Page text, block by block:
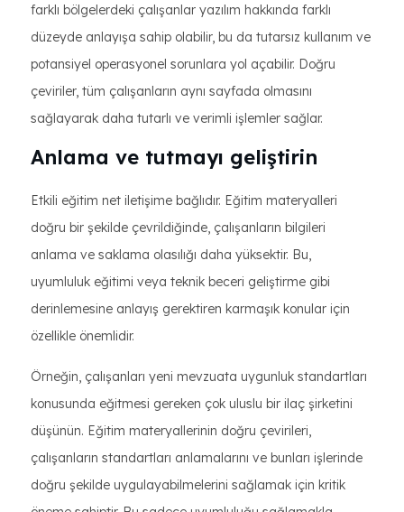
farklı bölgelerdeki çalışanlar yazılım hakkında farklı
düzeyde anlayışa sahip olabilir, bu da tutarsız kullanım ve
potansiyel operasyonel sorunlara yol açabilir. Doğru
çeviriler, tüm çalışanların aynı sayfada olmasını
sağlayarak daha tutarlı ve verimli işlemler sağlar.
Anlama ve tutmayı geliştirin
Etkili eğitim net iletişime bağlıdır. Eğitim materyalleri
doğru bir şekilde çevrildiğinde, çalışanların bilgileri
anlama ve saklama olasılığı daha yüksektir. Bu,
uyumluluk eğitimi veya teknik beceri geliştirme gibi
derinlemesine anlayış gerektiren karmaşık konular için
özellikle önemlidir.
Örneğin, çalışanları yeni mevzuata uygunluk standartları
konusunda eğitmesi gereken çok uluslu bir ilaç şirketini
düşünün. Eğitim materyallerinin doğru çevirileri,
çalışanların standartları anlamalarını ve bunları işlerinde
doğru şekilde uygulayabilmelerini sağlamak için kritik